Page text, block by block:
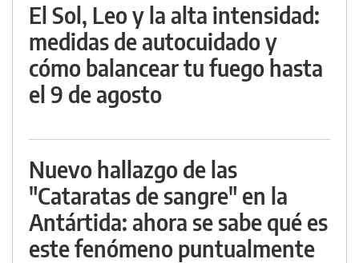
El Sol, Leo y la alta intensidad:
medidas de autocuidado y
cómo balancear tu fuego hasta
el 9 de agosto
Nuevo hallazgo de las
"Cataratas de sangre" en la
Antártida: ahora se sabe qué es
este fenómeno puntualmente